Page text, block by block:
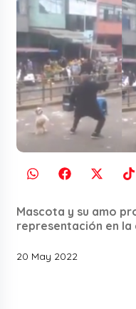
Mascota y su amo
representación en la
20 May 2022